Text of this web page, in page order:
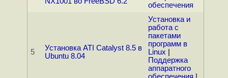
обеспечения
5
Установка ATI Catalyst 8.5 в
Ubuntu 8.04
Установка и
работа с
пакетами
программ в
Linux
Поддержка
аппаратного